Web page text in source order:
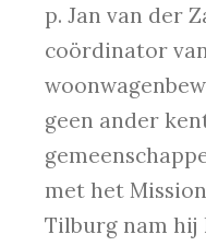
p. Jan van der
coördinator
geen ander
met het
Tilburg nam